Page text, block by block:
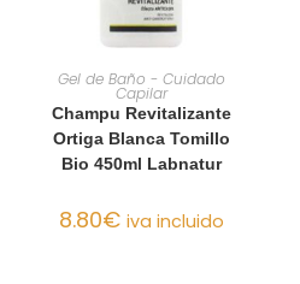
AÑADIR AL CARRITO
Gel de Baño - Cuidado
Capilar
Champu Revitalizante
Ortiga Blanca Tomillo
Bio 450ml Labnatur
8.80€ iva incluido